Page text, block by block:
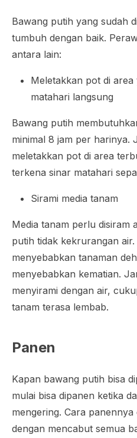
Bawang putih yang sudah
tumbuh dengan baik.
antara lain:
Meletakkan pot di
matahari langsung
Bawang putih
minimal 8 jam per harinya.
meletakkan pot di area
terkena sinar matahari
Sirami media tanam
Media tanam perlu disiram
putih tidak kekrurangan
menyebabkan tanaman
menyebabkan kematian.
menyirami dengan air,
tanam terasa lembab.
Panen
Kapan bawang putih bisa
mulai bisa dipanen ketika
mengering. Cara
dengan mencabut semua